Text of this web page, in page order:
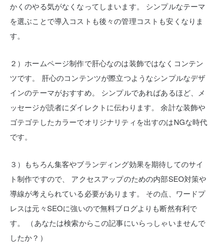
かくのやる気がなくなってしまいます。
シンプルなテーマ
を選ぶことで導入コストも後々の管理コストも安くなりま
す。
２）ホームページ制作で肝心なのは装飾ではなくコンテン
ツです。
肝心のコンテンツが際立つようなシンプルなデザ
インのテーマがおすすめ。
シンプルであればあるほど、メ
ッセージが読者にダイレクトに伝わります。
余計な装飾や
ゴテゴテしたカラーでオリジナリティを出すのはNGな時代
です。
３）もちろん集客やブランディング効果を期待してのサイ
ト制作ですので、
アクセスアップのための内部SEO対策や
導線が考えられている必要があります。
その点、ワードプ
レスは元々SEOに強いので無料ブログよりも断然有利で
す。
（あなたは検索からこの記事にいらっしゃいませんで
したか？）